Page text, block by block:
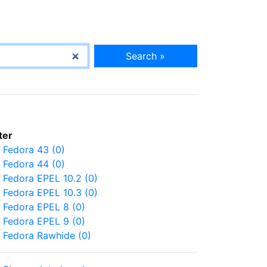
Search »
Fedora 43 (0)
Fedora 44 (0)
Fedora EPEL 10.2 (0)
Fedora EPEL 10.3 (0)
Fedora EPEL 8 (0)
Fedora EPEL 9 (0)
Fedora Rawhide (0)